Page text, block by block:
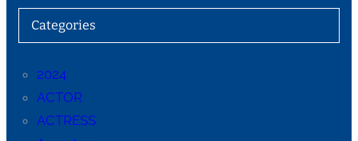
Categories
2024
ACTOR
ACTRESS